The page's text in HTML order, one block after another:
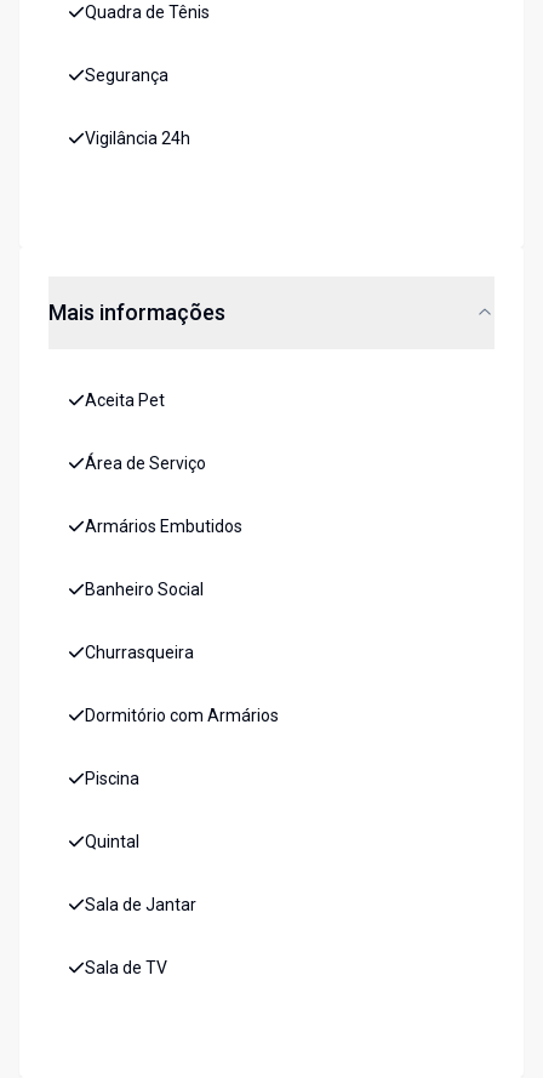
Quadra de Tênis
Segurança
Vigilância 24h
Mais informações
Aceita Pet
Área de Serviço
Armários Embutidos
Banheiro Social
Churrasqueira
Dormitório com Armários
Piscina
Quintal
Sala de Jantar
Sala de TV